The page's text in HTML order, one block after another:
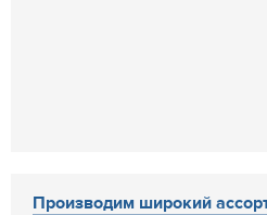
Производим широкий